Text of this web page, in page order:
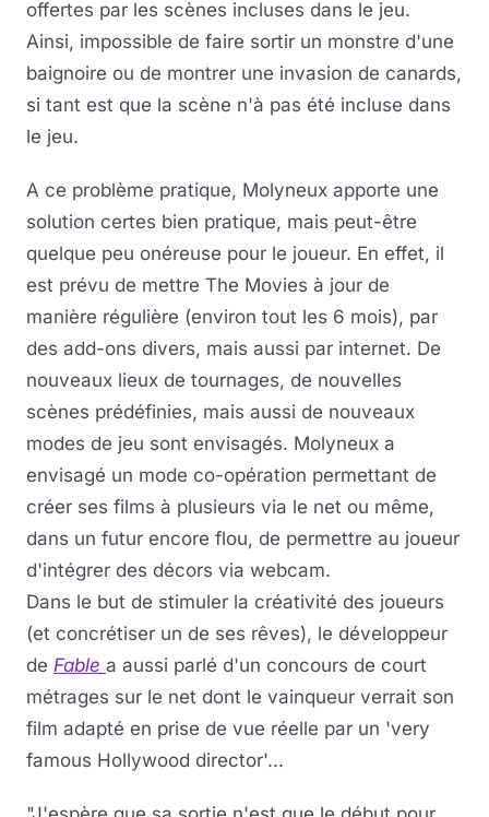
offertes par les scènes incluses dans le jeu.
Ainsi, impossible de faire sortir un monstre d'une
baignoire ou de montrer une invasion de canards,
si tant est que la scène n'à pas été incluse dans
le jeu.
A ce problème pratique, Molyneux apporte une
solution certes bien pratique, mais peut-être
quelque peu onéreuse pour le joueur. En effet, il
est prévu de mettre The Movies à jour de
manière régulière (environ tout les 6 mois), par
des add-ons divers, mais aussi par internet. De
nouveaux lieux de tournages, de nouvelles
scènes prédéfinies, mais aussi de nouveaux
modes de jeu sont envisagés. Molyneux a
envisagé un mode co-opération permettant de
créer ses films à plusieurs via le net ou même,
dans un futur encore flou, de permettre au joueur
d'intégrer des décors via webcam.
Dans le but de stimuler la créativité des joueurs
(et concrétiser un de ses rêves), le développeur
de Fable a aussi parlé d'un concours de court
métrages sur le net dont le vainqueur verrait son
film adapté en prise de vue réelle par un 'very
famous Hollywood director'...